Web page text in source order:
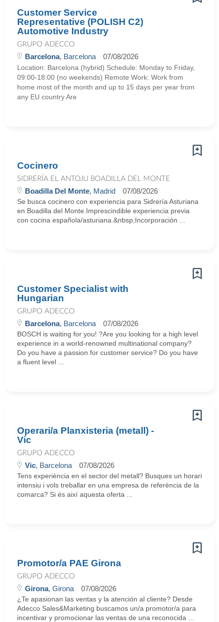
Customer Service
Representative (POLISH C2)
Automotive Industry
GRUPO ADECCO
Barcelona, Barcelona 07/08/2026
Location: Barcelona (hybrid) Schedule: Monday to Friday,
09:00-18:00 (no weekends) Remote Work: Work from
home most of the month and up to 15 days per year from
any EU country Are
Cocinero
SIDRERÍA EL ANTOJU BOADILLA DEL MONTE
Boadilla Del Monte, Madrid 07/08/2026
Se busca cocinero con experiencia para Sidrería Asturiana
en Boadilla del Monte.Imprescindible experiencia previa
con cocina española/asturiana.&nbsp;Incorporación ...
Customer Specialist with
Hungarian
GRUPO ADECCO
Barcelona, Barcelona 07/08/2026
BOSCH is waiting for you! ?Are you looking for a high level
experience in a world-renowned multinational company?
Do you have a passion for customer service? Do you have
a fluent level ...
Operari/a Planxisteria (metall) -
Vic
GRUPO ADECCO
Vic, Barcelona 07/08/2026
Tens experiència en el sector del metall? Busques un horari
intensiu i vols treballar en una empresa de referència de la
comarca? Si és així aquesta oferta ...
Promotor/a PAE Girona
GRUPO ADECCO
Girona, Girona 07/08/2026
¿Te apasionan las ventas y la atención al cliente? Desde
Adecco Sales&Marketing buscamos un/a promotor/a para
incentivar y promocionar las ventas de una reconocida ...